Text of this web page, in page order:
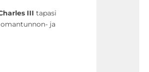
III tapasi
ja